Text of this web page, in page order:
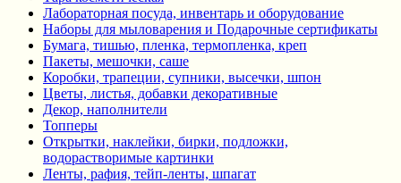
Лабораторная посуда, инвентарь и оборудование
Наборы для мыловарения и Подарочные сертификаты
Бумага, тишью, пленка, термопленка, креп
Пакеты, мешочки, саше
Коробки, трапеции, супники, высечки, шпон
Цветы, листья, добавки декоративные
Декор, наполнители
Топперы
Открытки, наклейки, бирки, подложки,
водорастворимые картинки
Ленты, рафия, тейп-ленты, шпагат